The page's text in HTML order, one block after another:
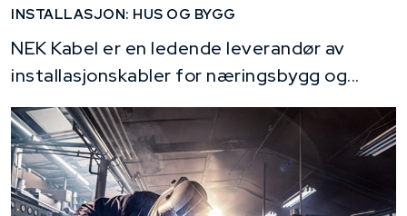
INSTALLASJON: HUS OG BYGG
NEK Kabel er en ledende leverandør av
installasjonskabler for næringsbygg og...